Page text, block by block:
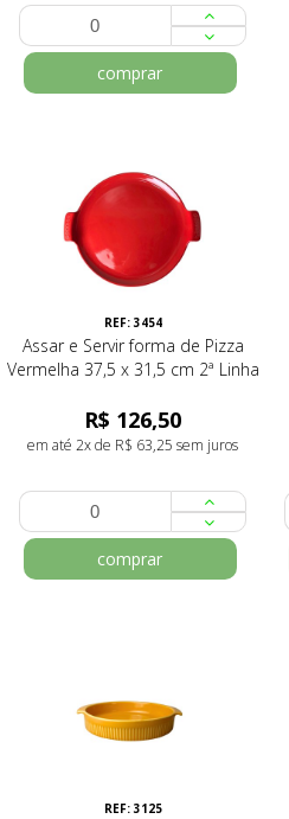
comprar
REF: 3454
Assar e Servir forma de Pizza
Vermelha 37,5 x 31,5 cm 2ª Linha
R$ 126,50
em até 2x de R$ 63,25 sem juros
comprar
REF: 3125